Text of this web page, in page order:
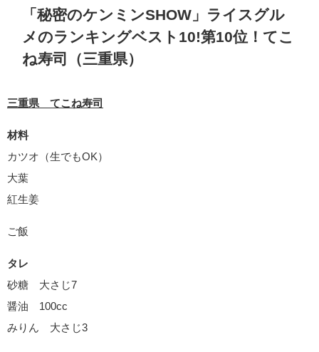
「秘密のケンミンSHOW」ライスグル
メのランキングベスト10!第10位！てこ
ね寿司（三重県）
三重県 てこね寿司
材料
カツオ（生でもOK）
大葉
紅生姜
ご飯
タレ
砂糖 大さじ7
醤油 100cc
みりん 大さじ3